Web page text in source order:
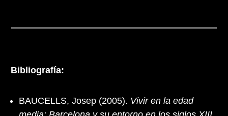
Bibliografía:
BAUCELLS, Josep (2005). Vivir en la edad